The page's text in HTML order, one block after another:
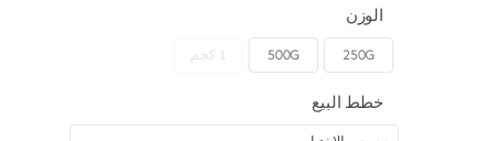
الوزن
250G
500G 1 كجم
خطط البيع